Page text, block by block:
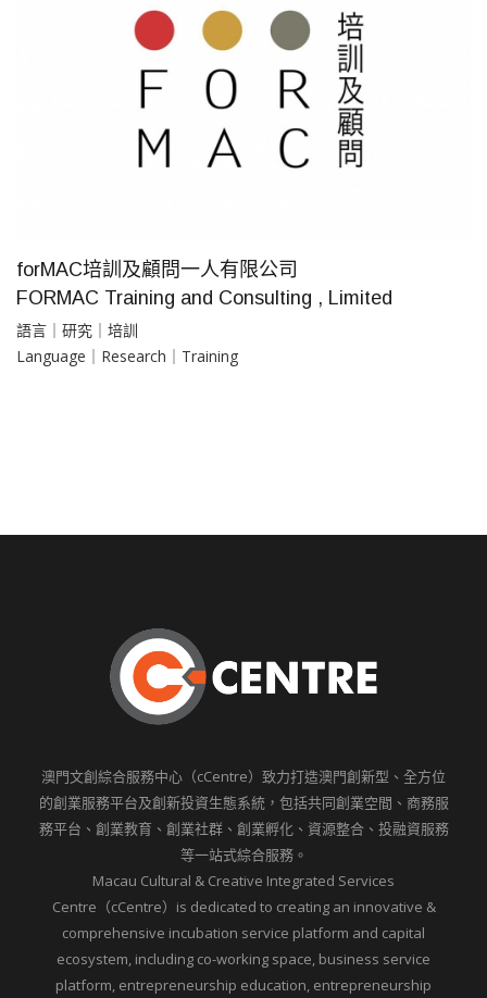
forMAC培訓及顧問一人有限公司
FORMAC Training and Consulting , Limited
語言｜研究｜培訓
Language｜Research｜Training
澳門文創綜合服務中心（cCentre）致力打造澳門創新型、全方位
的創業服務平台及創新投資生態系統，包括共同創業空間、商務服
務平台、創業教育、創業社群、創業孵化、資源整合、投融資服務
等一站式綜合服務。
Macau Cultural & Creative Integrated Services
Centre（cCentre）is dedicated to creating an innovative &
comprehensive incubation service platform and capital
ecosystem, including co-working space, business service
platform, entrepreneurship education, entrepreneurship